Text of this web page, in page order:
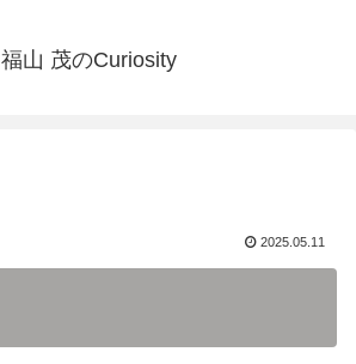
福山 茂のCuriosity
2025.05.11